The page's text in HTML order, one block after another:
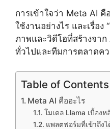
การเข้าใจว่า Meta AI คื
ใช้งานอย่างไร และเรื่อง
ภาพและวิดีโอที่สร้างจาก
ทั่วไปและทีมการตลาดค
Table of Contents
Meta AI คืออะไร
โมเดล Llama เบื้องห
แพลตฟอร์มที่เข้าถึงไ